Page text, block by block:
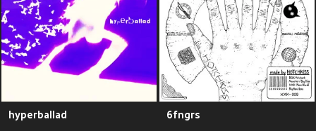
hyperballad 6fngrs